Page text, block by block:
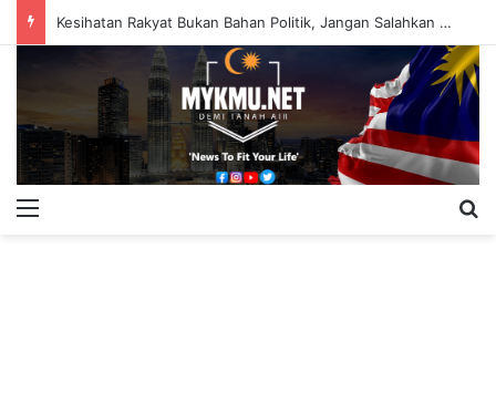
Kesihatan Rakyat Bukan Bahan Politik, Jangan Salahkan Onn Hafiz – Haslinda Salleh